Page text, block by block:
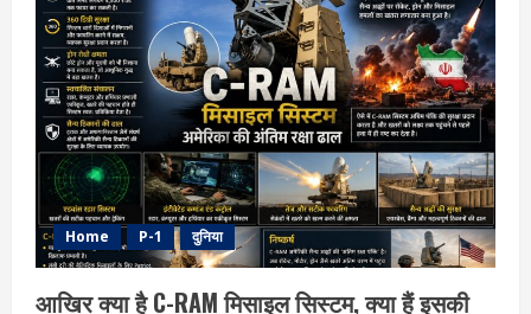
क्या
हैं
मायने?
भारत
को
इसका
बड़ा
लाभ,
किन
देशों
में
हैं
निजी
लॉन्च
Home P-1 दुनिया
आखिर क्या है C-RAM मिसाइल सिस्टम, क्या हैं इसकी